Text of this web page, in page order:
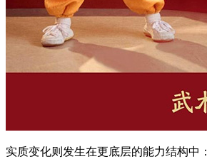
实质变化则发生在更底层的能力结构中：